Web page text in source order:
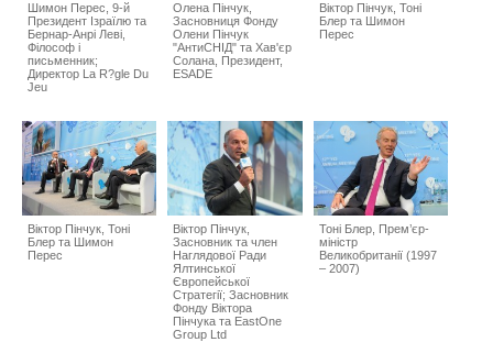
Шимон Перес, 9-й
Президент Ізраїлю та
Бернар-Анрі Леві,
Філософ і
письменник;
Директор La R?gle Du
Jeu
Олена Пінчук,
Засновниця Фонду
Олени Пінчук
"АнтиСНІД" та Хав'єр
Солана, Президент,
ESADE
Віктор Пінчук, Тоні
Блер та Шимон
Перес
Віктор Пінчук, Тоні
Блер та Шимон
Перес
Віктор Пінчук,
Засновник та член
Наглядової Ради
Ялтинської
Європейської
Стратегії; Засновник
Фонду Віктора
Пінчука та EastOne
Group Ltd
Тоні Блер, Прем’єр-
міністр
Великобританії (1997
– 2007)